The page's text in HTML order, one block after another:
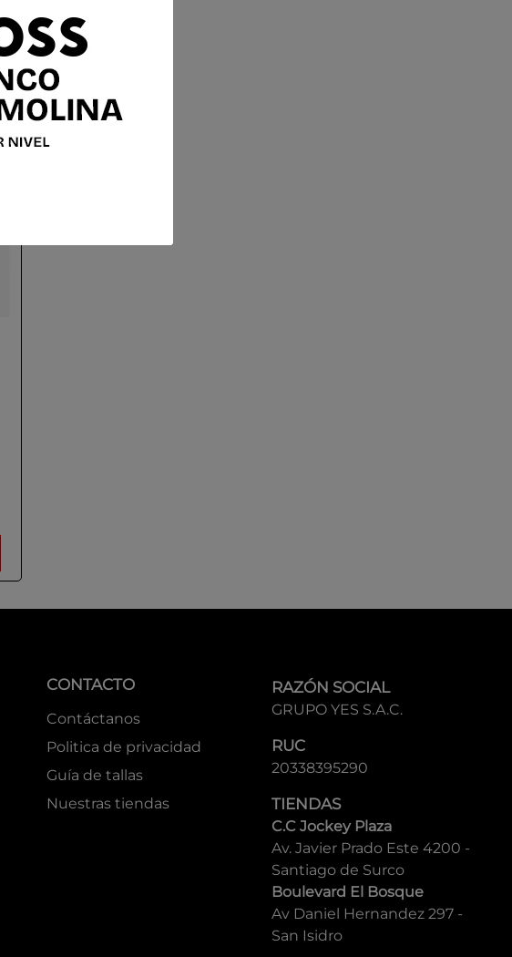
CONTACTO
Contáctanos
Politica de privacidad
Guía de tallas
Nuestras tiendas
RAZÓN SOCIAL
GRUPO YES S.A.C.
RUC
20338395290
TIENDAS
C.C Jockey Plaza
Av. Javier Prado Este 4200 -
Santiago de Surco
Boulevard El Bosque
Av Daniel Hernandez 297 -
San Isidro